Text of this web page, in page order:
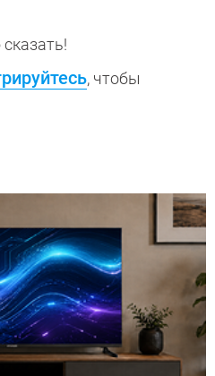
, чтобы